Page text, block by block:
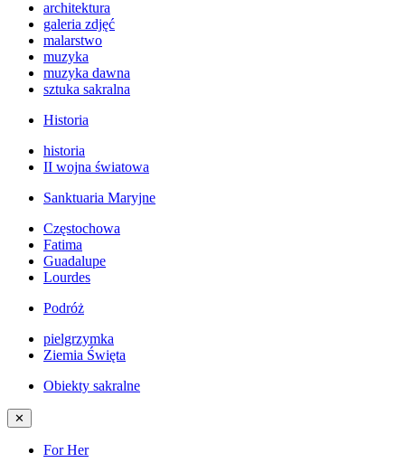
architektura
galeria zdjęć
malarstwo
muzyka
muzyka dawna
sztuka sakralna
Historia
historia
II wojna światowa
Sanktuaria Maryjne
Częstochowa
Fatima
Guadalupe
Lourdes
Podróż
pielgrzymka
Ziemia Święta
Obiekty sakralne
✕
For Her